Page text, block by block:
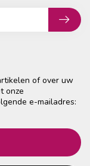
of over uw
onze
e-mailadres: